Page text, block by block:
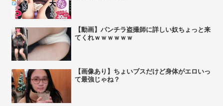
【動画】パンチラ盗撮師に詳しい奴ちょっと来
てくれｗｗｗｗｗｗ
【画像あり】ちょいブスだけど身体がエロいっ
て最強じゃね？